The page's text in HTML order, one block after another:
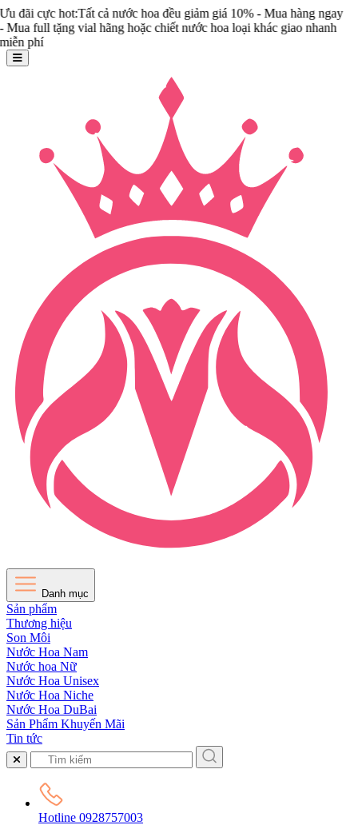
cả nước hoa đều giảm giá 10% - Mua hàng ngay
hãng hoặc chiết nước hoa loại khác giao nhanh
Danh mục
Sản phẩm
Thương hiệu
Son Môi
Nước Hoa Nam
Nước hoa Nữ
Nước Hoa Unisex
Nước Hoa Niche
Nước Hoa DuBai
Sản Phẩm Khuyến Mãi
Tin tức
Hotline 0928757003